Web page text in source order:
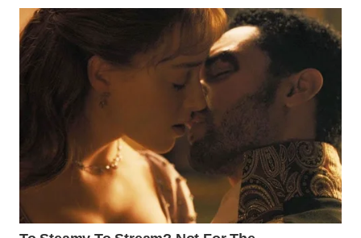
PRIANGAN
TIMUR
BOROBUDUR